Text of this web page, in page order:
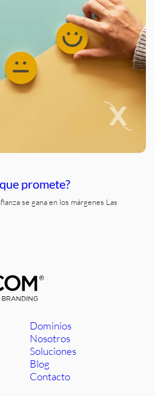
promete?
se gana en los márgenes Las
Dominios
Nosotros
Soluciones
Blog
Contacto